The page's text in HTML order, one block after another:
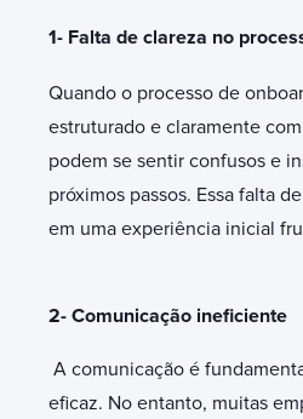
1- Falta de clareza no
Quando o processo de
estruturado e claramente
podem se sentir confusos e
próximos passos. Essa falta
em uma experiência inicial
2- Comunicação ineficiente
A comunicação é
eficaz. No entanto, muitas